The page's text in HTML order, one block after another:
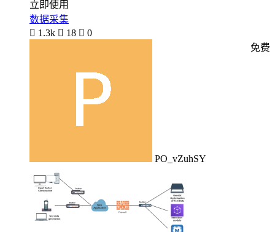
立即使用
数据采集
 1.3k  18  0
PO_vZuhSY
免费